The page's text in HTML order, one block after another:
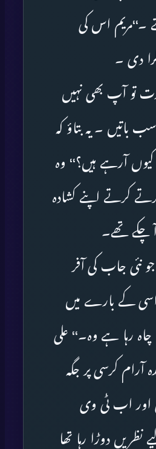
۔‘‘مریم اس کی
دی ۔
تو آپ بھی نہیں
باتیں ۔ یہ بتاؤ کہ
آرہے ہیں؟‘‘ وہ
کرتے اپنے کشادہ
چکے تھے۔
نئی جاب کی آفر
کے بارے میں
رہا ہے وہ۔‘‘ علی
آرام کرسی پر جگہ
اور اب ٹی وی
دوڑا رہا تھا